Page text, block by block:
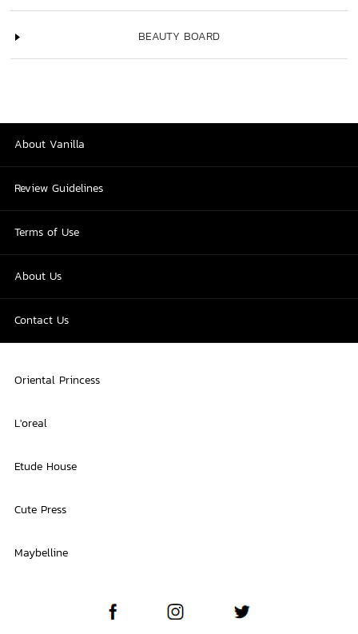
BEAUTY BOARD
About Vanilla
Review Guidelines
Terms of Use
About Us
Contact Us
Oriental Princess
L'oreal
Etude House
Cute Press
Maybelline